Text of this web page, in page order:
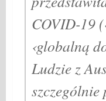
COVID-19
‹globalną
Ludzie z
szczególnie